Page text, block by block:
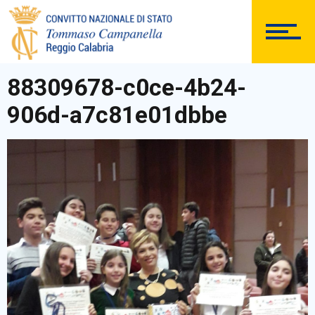
ISTITUTO
SEGRETERIA
PERSONALE
88309678-c0ce-4b24-
906d-a7c81e01dbbe